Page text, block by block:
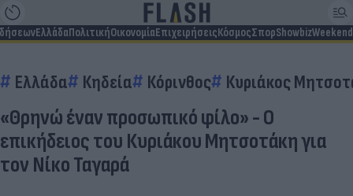
ΕλλάδαΠολιτικήΟικονομίαΕπιχειρήσειςΚόσμοςΣπορShowbizWeekend
Ελλάδα Κηδεία Κόρινθος Κυριάκος
«Θρηνώ έναν προσωπικό φίλο» - Ο
επικήδειος του Κυριάκου Μητσοτάκη για
τον Νίκο Ταγαρά